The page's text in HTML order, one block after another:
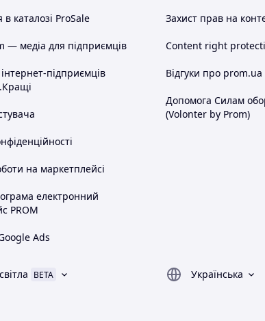
каталозі ProSale
— медіа для підприємців
підприємців
на маркетплейсі
електронний
PROM
Ads
Захист прав на
Content right
Відгуки про prom.ua
Допомога Силам
(Volonter by Prom)
світла BETA
Українська